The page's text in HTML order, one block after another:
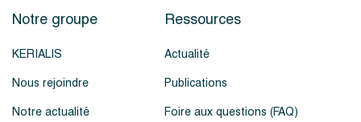
Notre groupe
KERIALIS
Nous rejoindre
Notre actualité
Ressources
Actualité
Publications
Foire aux questions (FAQ)